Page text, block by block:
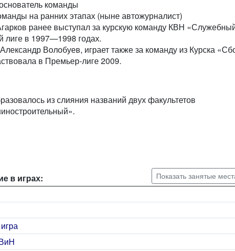
команды
на ранних этапах (ныне автожурналист)
ранее выступал за курскую команду КВН
лиге в 1997—1998 годах.
Волобуев, играет также за команду из Курска
в Премьер-лиге 2009.
из слияния названий двух факультетов
в играх: Показать занятые